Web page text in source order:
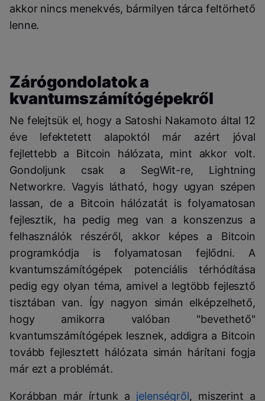
akkor nincs menekvés, bármilyen tárca feltörhető
lenne.
Zárógondolatok a
kvantumszámítógépekről
Ne felejtsük el, hogy a Satoshi Nakamoto által 12
éve lefektetett alapoktól már azért jóval
fejlettebb a Bitcoin hálózata, mint akkor volt.
Gondoljunk csak a SegWit-re, Lightning
Networkre. Vagyis látható, hogy ugyan szépen
lassan, de a Bitcoin hálózatát is folyamatosan
fejlesztik, ha pedig meg van a konszenzus a
felhasználók részéről, akkor képes a Bitcoin
programkódja is folyamatosan fejlődni. A
kvantumszámítógépek potenciális térhódítása
pedig egy olyan téma, amivel a legtöbb fejlesztő
tisztában van. Így nagyon simán elképzelhető,
hogy amikorra valóban "bevethető"
kvantumszámítógépek lesznek, addigra a Bitcoin
tovább fejlesztett hálózata simán hárítani fogja
már ezt a problémát.
Korábban már írtunk a jelenségről, miszerint a